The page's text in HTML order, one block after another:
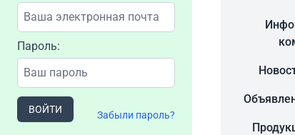
Пароль:
ВОЙТИ Забыли пароль?